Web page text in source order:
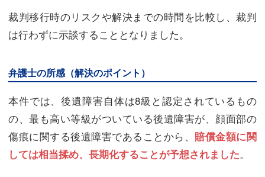
裁判移行時のリスクや解決までの時間を比較し、裁判
は行わずに示談することとなりました。
弁護士の所感（解決のポイント）
本件では、後遺障害自体は8級と認定されているもの
の、最も高い等級がついている後遺障害が、顔面部の
傷痕に関する後遺障害であることから、 賠償金額に関
しては相当揉め、長期化することが予想されました。